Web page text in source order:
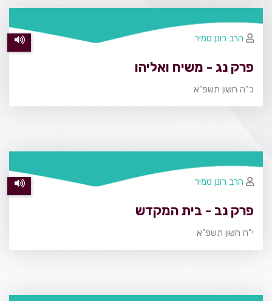
פרק נג - משיח ואליהו
כ"ה חשון תשפ"א
הרב רונן טמיר
פרק נב - בית המקדש
י"ח חשון תשפ"א
הרב רונן טמיר